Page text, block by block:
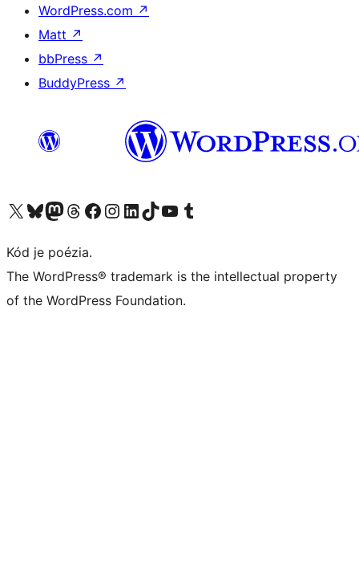
WordPress.com ↗
Matt ↗
bbPress ↗
BuddyPress ↗
Navštívte náš účet na X (predtým Twitter)
Navštívte náš účet na platforme Bluesky
Navštívte náš účet na Mastodone
Navštívte náš účet na platforme Threads
Navštívte našu stránku na Facebooku
Navštívte náš účet Instagram
Navštívte náš účet LinkedIn
Navštívte náš účet na platforme TikTok
Navštívte náš kanál YouTube
Navštívte náš účet na platforme Tumblr
Kód je poézia.
The WordPress® trademark is the intellectual property
of the WordPress Foundation.